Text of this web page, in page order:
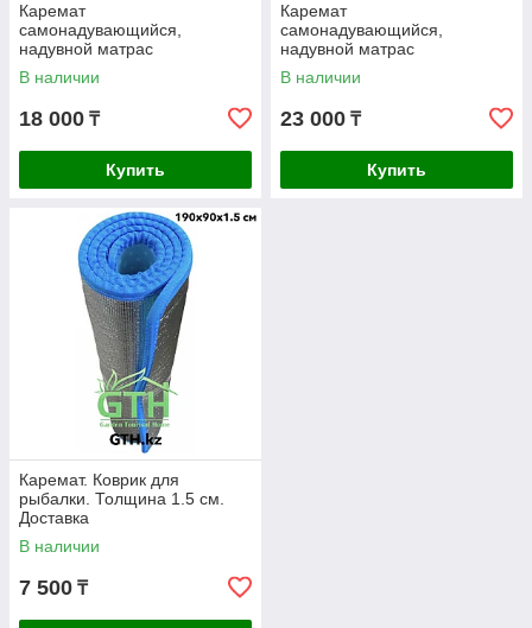
Каремат
самонадувающийся,
надувной матрас
188см/65см/5см
В наличии
18 000 ₸
Купить
Каремат
самонадувающийся,
надувной матрас
188см/65см/8см
В наличии
23 000 ₸
Купить
Каремат. Коврик для
рыбалки. Толщина 1.5 см.
Доставка
В наличии
7 500 ₸